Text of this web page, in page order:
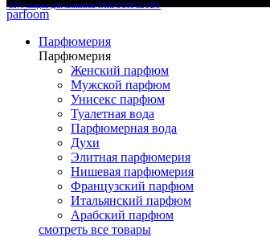
-15% скидка для клиентов PARFOOM CLUB®
parfoom
Парфюмерия
Парфюмерия
Женский парфюм
Мужской парфюм
Унисекс парфюм
Туалетная вода
Парфюмерная вода
Духи
Элитная парфюмерия
Нишевая парфюмерия
Французский парфюм
Итальянский парфюм
Арабский парфюм
смотреть все товары